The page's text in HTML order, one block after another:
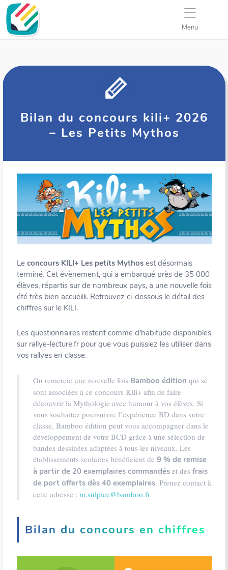
Menu
Bilan du concours kili+ 2026
– Les Petits Mythos
Le concours KILI+ Les petits Mythos est désormais
terminé. Cet évènement, qui a embarqué près de 35 000
élèves, répartis sur de nombreux pays, a une nouvelle fois
été très bien accueilli. Retrouvez ci-dessous le détail des
chiffres sur le KILI.
Les questionnaires restent comme d’habitude disponibles
sur rallye-lecture.fr pour que vous puissiez les utiliser dans
vos rallyes en classe.
On remercie une nouvelle fois Bamboo édition qui se
sont associées à ce concours Kili+ afin de faire
découvrir la Mythologie avec humour à vos élèves. Si
vous souhaitez poursuivre l’expérience BD dans votre
classe, Bamboo édition peut vous accompagner dans le
développement de votre BCD grâce à une sélection de
bandes dessinées adaptées à tous les niveaux. Les
établissements scolaires bénéficient de 9 % de remise
à partir de 20 exemplaires commandés et des frais
de port offerts dès 40 exemplaires. Prenez contact à
cette adresse : m.sulpice@bamboo.fr
Bilan du concours en chiffres